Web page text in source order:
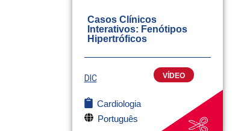
Casos Clínicos
Interativos: Fenótipos
Hipertróficos
DIC VÍDEO
Cardiologia
Português